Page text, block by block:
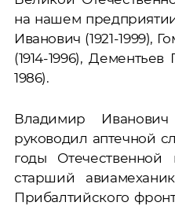
на нашем
Иванович (1921-1999),
(1914-1996),
1986).
Владимир
руководил аптечной
годы
старший
Прибалтийского